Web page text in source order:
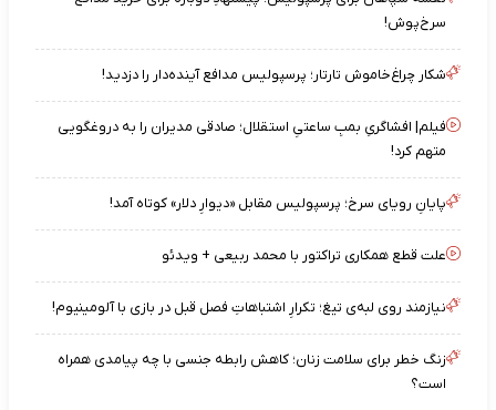
سرخ‌پوش!
شکار چراغ‌خاموش تارتار؛ پرسپولیس مدافع آینده‌دار را دزدید!
فیلم| افشاگریِ بمبِ ساعتیِ استقلال؛ صادقی مدیران را به دروغگویی
متهم کرد!
پایانِ رویای سرخ؛ پرسپولیس مقابل «دیوارِ دلار» کوتاه آمد!
علت قطع همکاری تراکتور با محمد ربیعی + ویدئو
نیازمند روی لبه‌ی تیغ؛ تکرارِ اشتباهاتِ فصل قبل در بازی با آلومینیوم!
زنگ خطر برای سلامت زنان؛ کاهش رابطه جنسی با چه پیامدی همراه
است؟